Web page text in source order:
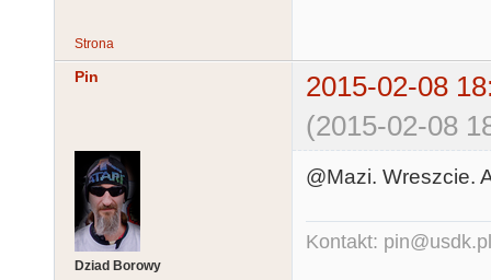
Strona
Pin
2015-02-08
(2015-02-08
Dziad Borowy
@Mazi. Wreszcie.
Kontakt: pin@usdk.pl